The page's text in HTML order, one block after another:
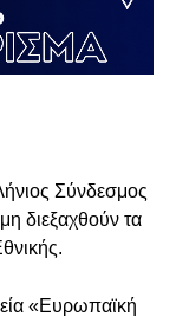
Σύνδεσμος
διεξαχθούν τα
«Ευρωπαϊκή